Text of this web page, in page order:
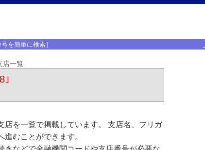
を簡単に検索］
店一覧
｣
を一覧で掲載しています。 支店名、フリガ
むことができます。